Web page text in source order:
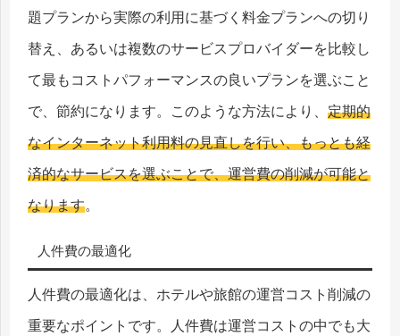
題プランから実際の利用に基づく料金プランへの切り
替え、あるいは複数のサービスプロバイダーを比較し
て最もコストパフォーマンスの良いプランを選ぶこと
で、節約になります。このような方法により、定期的
なインターネット利用料の見直しを行い、もっとも経
済的なサービスを選ぶことで、運営費の削減が可能と
なります。
人件費の最適化
人件費の最適化は、ホテルや旅館の運営コスト削減の
重要なポイントです。人件費は運営コストの中でも大